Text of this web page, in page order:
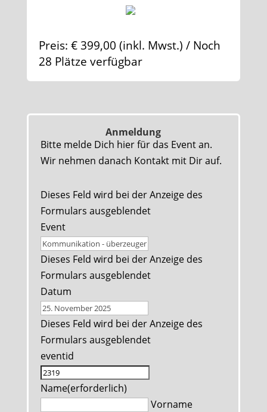
Preis: € 399,00 (inkl. Mwst.) / Noch
28 Plätze verfügbar
Anmeldung
Bitte melde Dich hier für das Event an.
Wir nehmen danach Kontakt mit Dir auf.
Dieses Feld wird bei der Anzeige des
Formulars ausgeblendet
Event
Dieses Feld wird bei der Anzeige des
Formulars ausgeblendet
Datum
Dieses Feld wird bei der Anzeige des
Formulars ausgeblendet
eventid
Name(erforderlich)
Vorname